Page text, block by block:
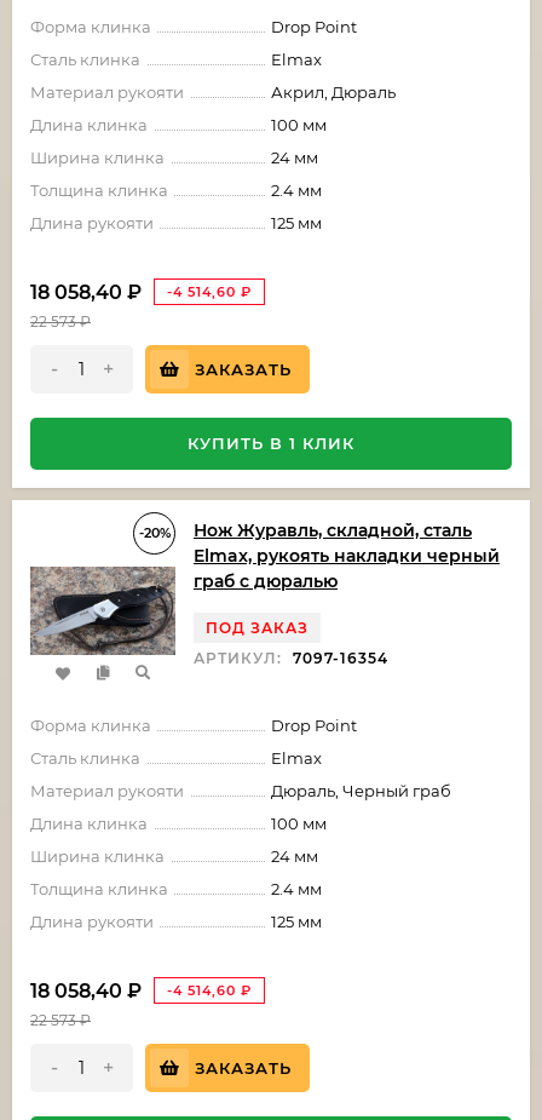
Форма клинка
Drop Point
Сталь клинка
Elmax
Материал рукояти
Акрил, Дюраль
Длина клинка
100 мм
Ширина клинка
24 мм
Толщина клинка
2.4 мм
Длина рукояти
125 мм
18 058,40 ₽ -4 514,60 ₽
22 573₽
- + ЗАКАЗАТЬ
КУПИТЬ В 1 КЛИК
-20%
Нож Журавль, складной, сталь
Elmax, рукоять накладки черный
граб с дюралью
ПОД ЗАКАЗ
АРТИКУЛ:
7097-16354
Форма клинка
Drop Point
Сталь клинка
Elmax
Материал рукояти
Дюраль, Черный граб
Длина клинка
100 мм
Ширина клинка
24 мм
Толщина клинка
2.4 мм
Длина рукояти
125 мм
18 058,40 ₽ -4 514,60 ₽
22 573₽
- + ЗАКАЗАТЬ